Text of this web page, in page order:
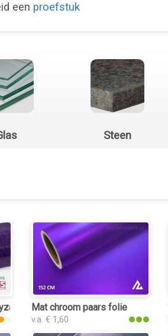
een proefstuk
Steen
Violet Gloss
Mat chroom paars folie
v.a. € 1,60